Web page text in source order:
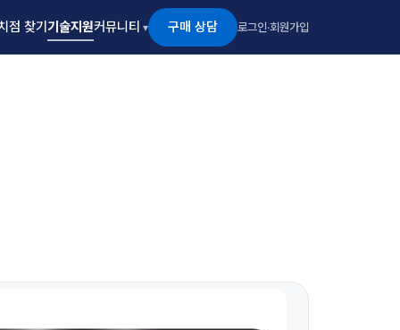
점 찾기 기술지원커뮤니티 구매 상담 로그인·회원가입